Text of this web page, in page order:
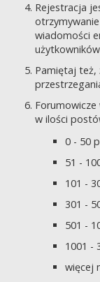
Rejestracja
wiadomości
Pamiętaj też,
w ilości
0 - 50
51 -
101 -
301 -
501 -
1001 -
więcej